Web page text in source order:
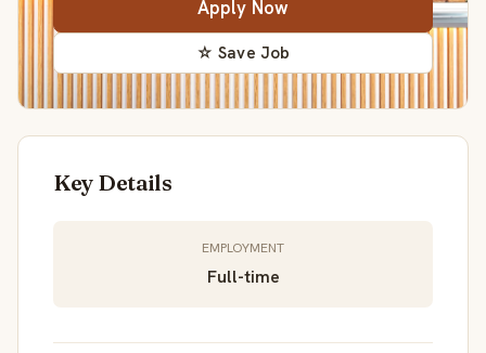
Apply Now
☆ Save Job
Key Details
EMPLOYMENT
Full-time